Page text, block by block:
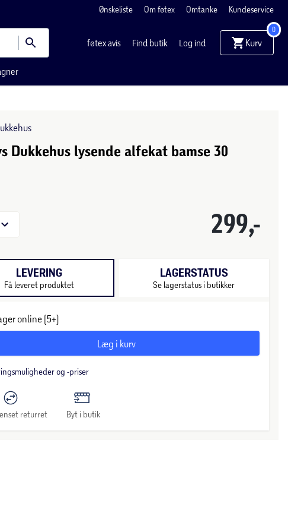
Ønskeliste Om føtex Omtanke Kundeservice
føtex avis Find butik Log ind Kurv
0
Dukkehus lysende alfekat bamse 30
299,-
LEVERING
Få leveret produktet
LAGERSTATUS
Se lagerstatus i butikker
online (5+)
Læg i kurv
og -priser
returret Byt i butik